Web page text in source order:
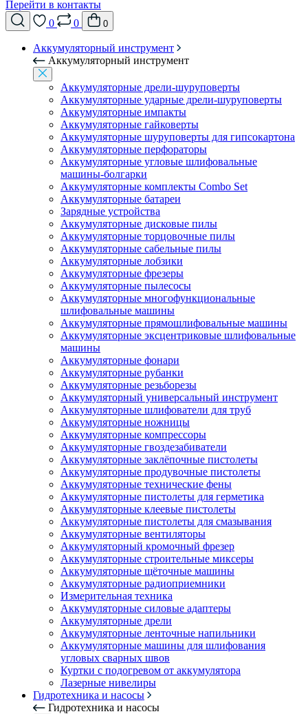
Перейти в контакты
0
0 0
Аккумуляторный инструмент
Аккумуляторный инструмент
Аккумуляторные дрели-шуруповерты
Аккумуляторные ударные дрели-шуруповерты
Аккумуляторные импакты
Аккумуляторные гайковерты
Аккумуляторные шуруповерты для гипсокартона
Аккумуляторные перфораторы
Аккумуляторные угловые шлифовальные
машины-болгарки
Аккумуляторные комплекты Combo Set
Аккумуляторные батареи
Зарядные устройства
Аккумуляторные дисковые пилы
Аккумуляторные торцовочные пилы
Аккумуляторные сабельные пилы
Аккумуляторные лобзики
Аккумуляторные фрезеры
Аккумуляторные пылесосы
Аккумуляторные многофункциональные
шлифовальные машины
Аккумуляторные прямошлифовальные машины
Аккумуляторные эксцентриковые шлифовальные
машины
Аккумуляторные фонари
Аккумуляторные рубанки
Аккумуляторные резьборезы
Аккумуляторный универсальный инструмент
Аккумуляторные шлифователи для труб
Аккумуляторные ножницы
Аккумуляторные компрессоры
Аккумуляторные гвоздезабиватели
Аккумуляторные заклёпочные пистолеты
Аккумуляторные продувочные пистолеты
Аккумуляторные технические фены
Аккумуляторные пистолеты для герметика
Аккумуляторные клеевые пистолеты
Аккумуляторные пистолеты для смазывания
Аккумуляторные вентиляторы
Аккумуляторный кромочный фрезер
Аккумуляторные строительные миксеры
Аккумуляторные щёточные машины
Аккумуляторные радиоприемники
Измерительная техника
Аккумуляторные силовые адаптеры
Аккумуляторные дрели
Аккумуляторные ленточные напильники
Аккумуляторные машины для шлифования
угловых сварных швов
Куртки с подогревом от аккумулятора
Лазерные нивелиры
Гидротехника и насосы
Гидротехника и насосы